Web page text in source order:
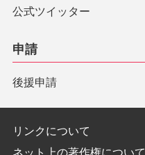
公式ツイッター
申請
後援申請
リンクについて
ネット上の著作権について